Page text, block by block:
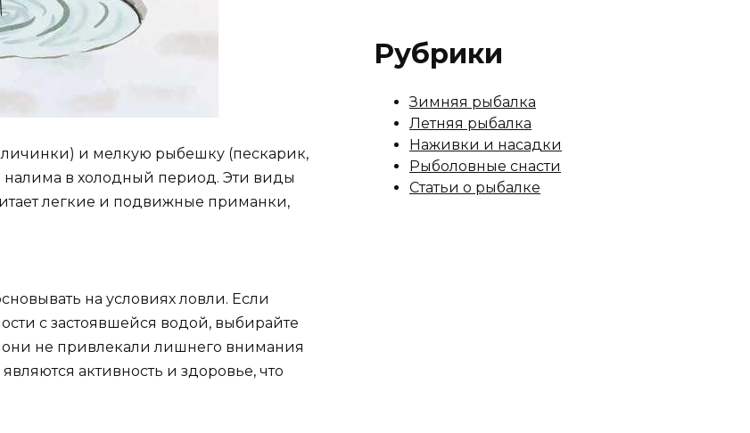
и мелкую рыбешку (пескарик,
налима в холодный период. Эти виды
легкие и подвижные приманки,
на условиях ловли. Если
с застоявшейся водой, выбирайте
не привлекали лишнего внимания
активность и здоровье, что
Рубрики
Зимняя рыбалка
Летняя рыбалка
Наживки и насадки
Рыболовные снасти
Статьи о рыбалке